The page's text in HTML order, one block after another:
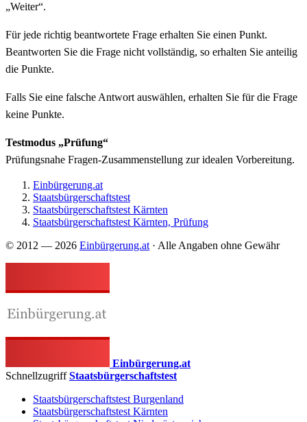
„Weiter“.
Für jede richtig beantwortete Frage erhalten Sie einen Punkt.
Beantworten Sie die Frage nicht vollständig, so erhalten Sie anteilig
die Punkte.
Falls Sie eine falsche Antwort auswählen, erhalten Sie für die Frage
keine Punkte.
Testmodus „Prüfung“
Prüfungsnahe Fragen-Zusammenstellung zur idealen Vorbereitung.
Einbürgerung.at
Staatsbürgerschaftstest
Staatsbürgerschaftstest Kärnten
Staatsbürgerschaftstest Kärnten, Prüfung
© 2012 — 2026 Einbürgerung.at · Alle Angaben ohne Gewähr
Einbürgerung.at
SchnellzugriffStaatsbürgerschaftstest
Staatsbürgerschaftstest Burgenland
Staatsbürgerschaftstest Kärnten